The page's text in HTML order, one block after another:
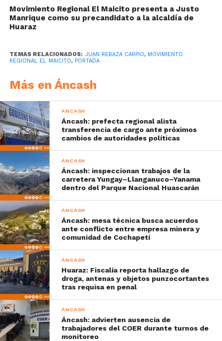
Movimiento Regional El Maicito presenta a Justo
Manrique como su precandidato a la alcaldía de
Huaraz
TEMAS RELACIONADOS: JUAN REBAZA CARPIO, MOVIMIENTO
REGIONAL EL MAICITO, PORTADA
Más en Áncash
ÁNCASH
Áncash: prefecta regional alista
transferencia de cargo ante próximos
cambios de autoridades políticas
ÁNCASH
Áncash: inspeccionan trabajos de la
carretera Yungay–Llanganuco–Yanama
dentro del Parque Nacional Huascarán
ÁNCASH
Áncash: mesa técnica busca acuerdos
ante conflicto entre empresa minera y
comunidad de Cochapetí
ÁNCASH
Huaraz: Fiscalía reporta hallazgo de
droga, antenas y objetos punzocortantes
tras requisa en penal
ÁNCASH
Áncash: advierten ausencia de
trabajadores del COER durante turnos de
monitoreo